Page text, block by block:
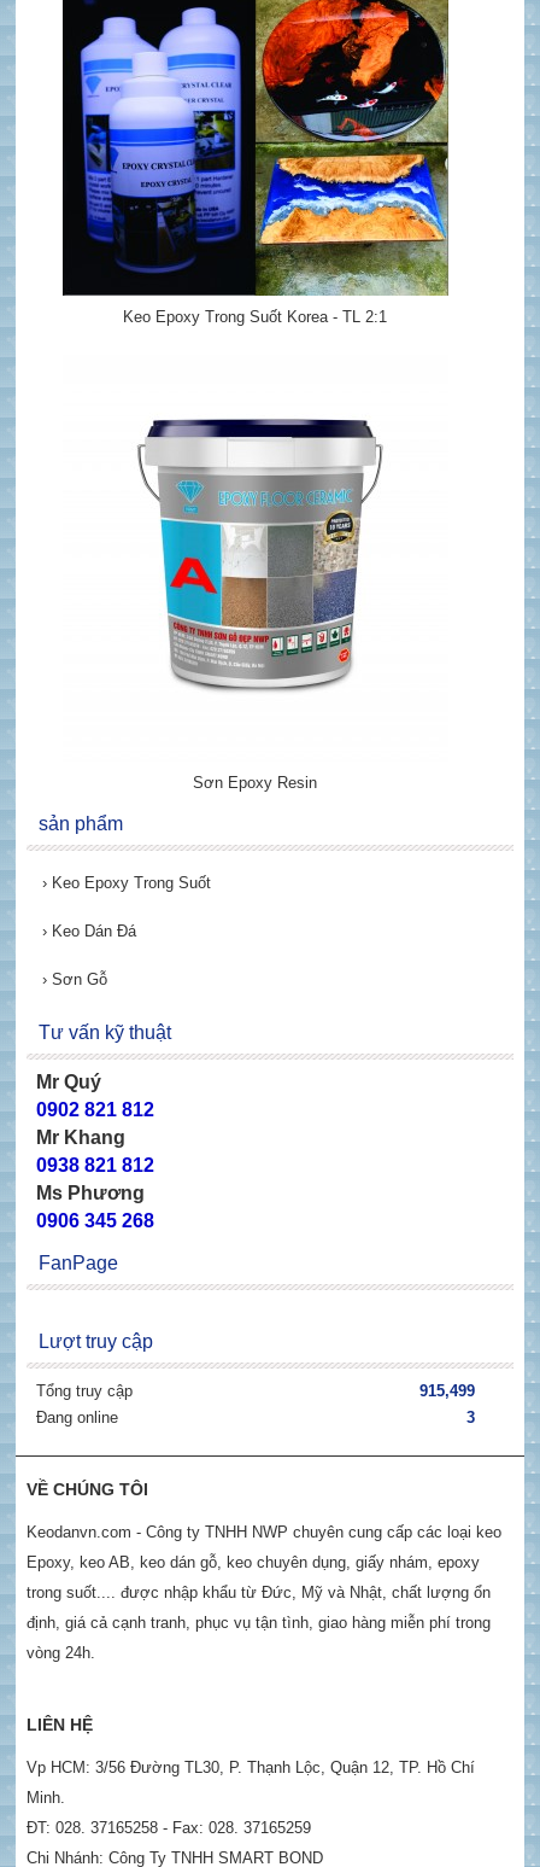
Keo Epoxy Trong Suốt Korea - TL 2:1
Sơn Epoxy Resin
sản phẩm
› Keo Epoxy Trong Suốt
› Keo Dán Đá
› Sơn Gỗ
Tư vấn kỹ thuật
Mr Quý
0902 821 812
Mr Khang
0938 821 812
Ms Phương
0906 345 268
FanPage
Lượt truy cập
Tổng truy cập
915,499
Đang online
3
VỀ CHÚNG TÔI
Keodanvn.com - Công ty TNHH NWP chuyên cung cấp các loại keo
Epoxy, keo AB, keo dán gỗ, keo chuyên dụng, giấy nhám, epoxy
trong suốt.... được nhập khẩu từ Đức, Mỹ và Nhật, chất lượng ổn
định, giá cả cạnh tranh, phục vụ tận tình, giao hàng miễn phí trong
vòng 24h.
LIÊN HỆ
Vp HCM: 3/56 Đường TL30, P. Thạnh Lộc, Quận 12, TP. Hồ Chí
Minh.
ĐT: 028. 37165258 - Fax: 028. 37165259
Chi Nhánh: Công Ty TNHH SMART BOND